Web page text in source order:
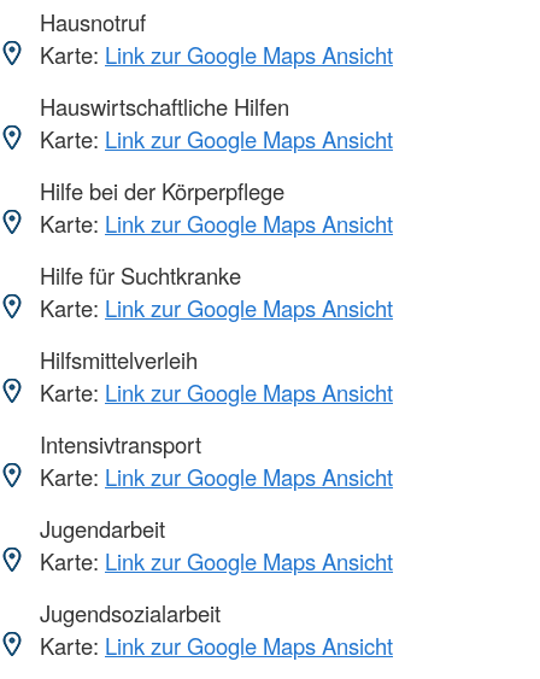
Hausnotruf
Karte: Link zur Google Maps Ansicht
Hauswirtschaftliche Hilfen
Karte: Link zur Google Maps Ansicht
Hilfe bei der Körperpflege
Karte: Link zur Google Maps Ansicht
Hilfe für Suchtkranke
Karte: Link zur Google Maps Ansicht
Hilfsmittelverleih
Karte: Link zur Google Maps Ansicht
Intensivtransport
Karte: Link zur Google Maps Ansicht
Jugendarbeit
Karte: Link zur Google Maps Ansicht
Jugendsozialarbeit
Karte: Link zur Google Maps Ansicht